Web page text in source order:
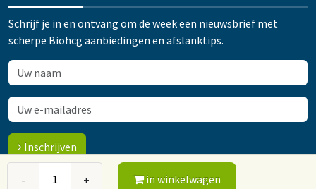
- + in winkelwagen
Schrijf je in en ontvang om de week een nieuwsbrief met
scherpe Biohcg aanbiedingen en afslanktips.
Inschrijven